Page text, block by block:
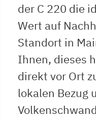
der C 220 die
Wert auf
Standort in
Ihnen, dieses
direkt vor Ort
lokalen Bezug